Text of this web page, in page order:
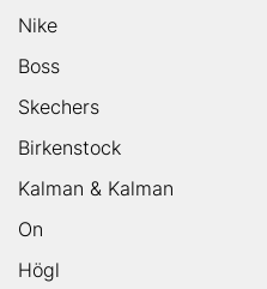
Nike
Boss
Skechers
Birkenstock
Kalman & Kalman
On
Högl